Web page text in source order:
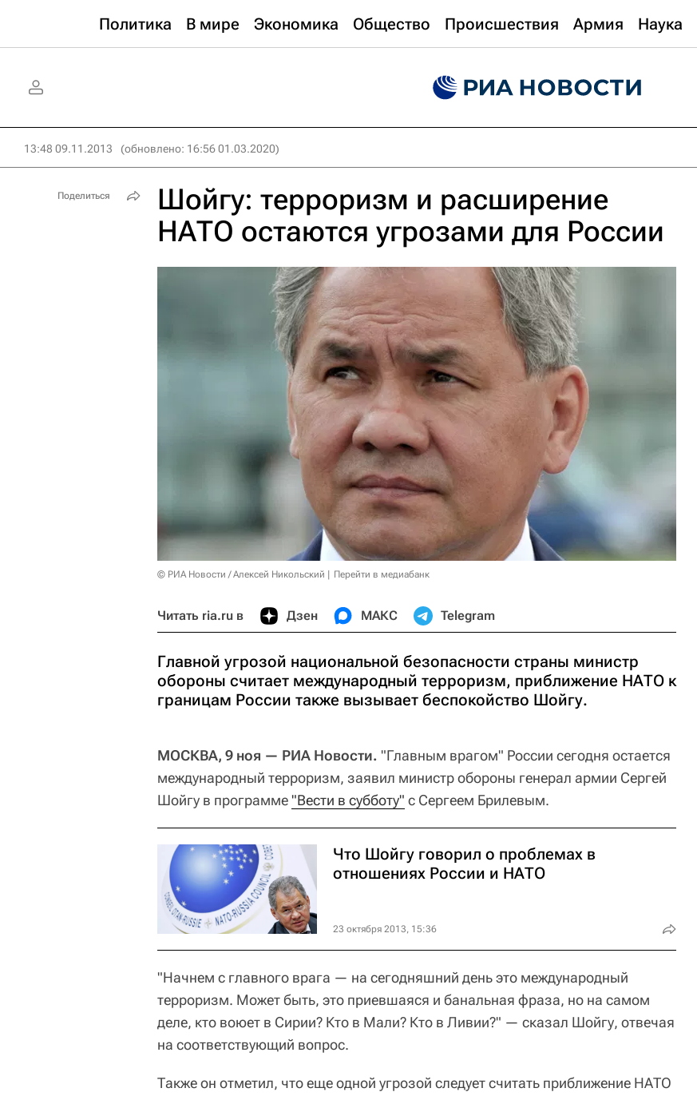
Политика В мире Экономика Общество Происшествия Армия Наука
13:48 09.11.2013 (обновлено: 16:56 01.03.2020)
Шойгу: терроризм и расширение
НАТО остаются угрозами для России
© РИА Новости / Алексей Никольский Перейти в медиабанк
Читать ria.ru в Дзен МАКС Telegram
Главной угрозой национальной безопасности страны министр
обороны считает международный терроризм, приближение НАТО к
границам России также вызывает беспокойство Шойгу.
МОСКВА, 9 ноя — РИА Новости. "Главным врагом" России сегодня остается
международный терроризм, заявил министр обороны генерал армии Сергей
Шойгу в программе"Вести в субботу" с Сергеем Брилевым.
Что Шойгу говорил о проблемах в
отношениях России и НАТО
23 октября 2013, 15:36
"Начнем с главного врага — на сегодняшний день это международный
терроризм. Может быть, это приевшаяся и банальная фраза, но на самом
деле, кто воюет в Сирии? Кто в Мали? Кто в Ливии?" — сказал Шойгу, отвечая
на соответствующий вопрос.
Также он отметил, что еще одной угрозой следует считать приближение НАТО
Поделиться